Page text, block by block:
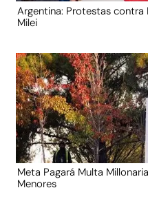
Argentina: Protestas contra
Milei
Meta Pagará Multa
Menores